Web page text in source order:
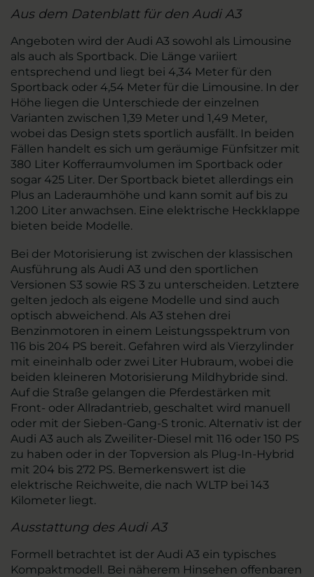
Aus dem Datenblatt für den Audi A3
Angeboten wird der Audi A3 sowohl als Limousine
als auch als Sportback. Die Länge variiert
entsprechend und liegt bei 4,34 Meter für den
Sportback oder 4,54 Meter für die Limousine. In der
Höhe liegen die Unterschiede der einzelnen
Varianten zwischen 1,39 Meter und 1,49 Meter,
wobei das Design stets sportlich ausfällt. In beiden
Fällen handelt es sich um geräumige Fünfsitzer mit
380 Liter Kofferraumvolumen im Sportback oder
sogar 425 Liter. Der Sportback bietet allerdings ein
Plus an Laderaumhöhe und kann somit auf bis zu
1.200 Liter anwachsen. Eine elektrische Heckklappe
bieten beide Modelle.
Bei der Motorisierung ist zwischen der klassischen
Ausführung als Audi A3 und den sportlichen
Versionen S3 sowie RS 3 zu unterscheiden. Letztere
gelten jedoch als eigene Modelle und sind auch
optisch abweichend. Als A3 stehen drei
Benzinmotoren in einem Leistungsspektrum von
116 bis 204 PS bereit. Gefahren wird als Vierzylinder
mit eineinhalb oder zwei Liter Hubraum, wobei die
beiden kleineren Motorisierung Mildhybride sind.
Auf die Straße gelangen die Pferdestärken mit
Front- oder Allradantrieb, geschaltet wird manuell
oder mit der Sieben-Gang-S tronic. Alternativ ist der
Audi A3 auch als Zweiliter-Diesel mit 116 oder 150 PS
zu haben oder in der Topversion als Plug-In-Hybrid
mit 204 bis 272 PS. Bemerkenswert ist die
elektrische Reichweite, die nach WLTP bei 143
Kilometer liegt.
Ausstattung des Audi A3
Formell betrachtet ist der Audi A3 ein typisches
Kompaktmodell. Bei näherem Hinsehen offenbaren